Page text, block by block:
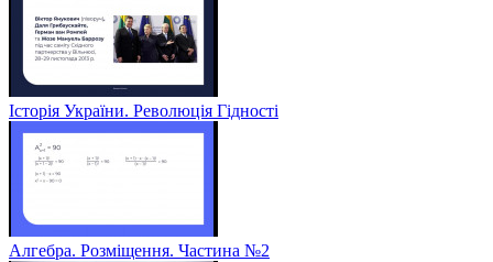
Історія України. Революція Гідності
Алгебра. Розміщення. Частина №2